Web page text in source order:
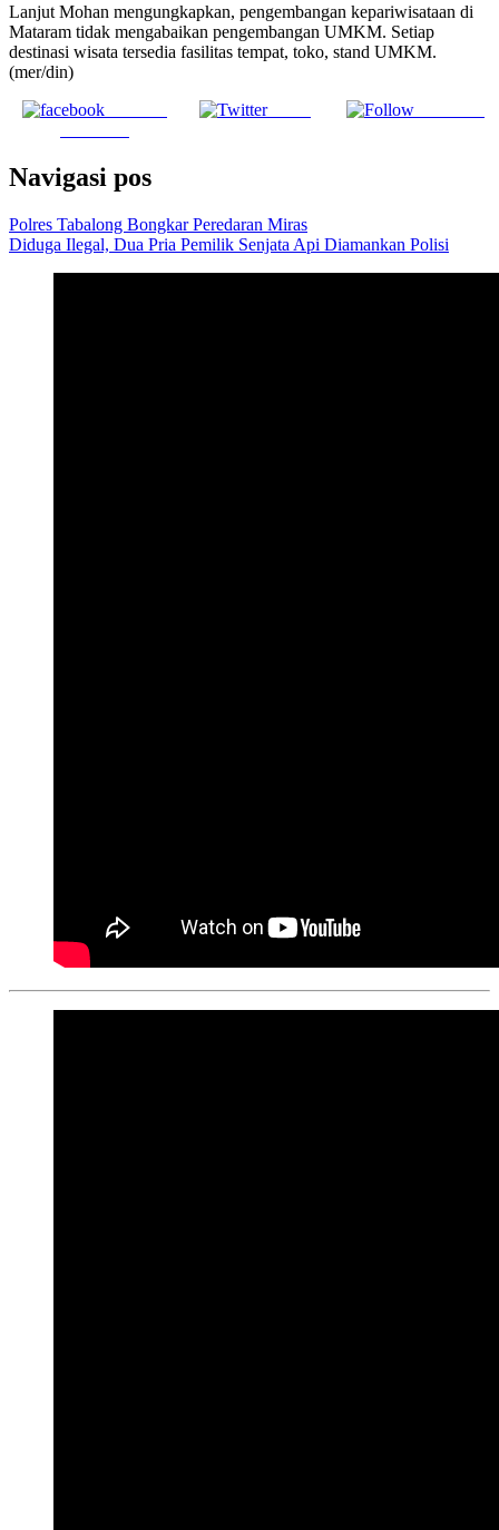
Lanjut Mohan mengungkapkan, pengembangan kepariwisataan di
Mataram tidak mengabaikan pengembangan UMKM. Setiap
destinasi wisata tersedia fasilitas tempat, toko, stand UMKM.
(mer/din)
Tweet
Navigasi pos
Polres Tabalong Bongkar Peredaran Miras
Diduga Ilegal, Dua Pria Pemilik Senjata Api Diamankan Polisi